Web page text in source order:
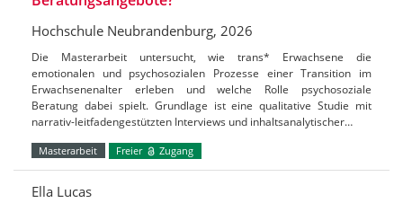
Hochschule Neubrandenburg, 2026
Die Masterarbeit untersucht, wie trans* Erwachsene die
emotionalen und psychosozialen Prozesse einer Transition im
Erwachsenenalter erleben und welche Rolle psychosoziale
Beratung dabei spielt. Grundlage ist eine qualitative Studie mit
narrativ-leitfadengestützten Interviews und inhaltsanalytischer…
Masterarbeit Freier Zugang
Ella Lucas